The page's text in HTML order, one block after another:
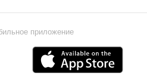
приложение